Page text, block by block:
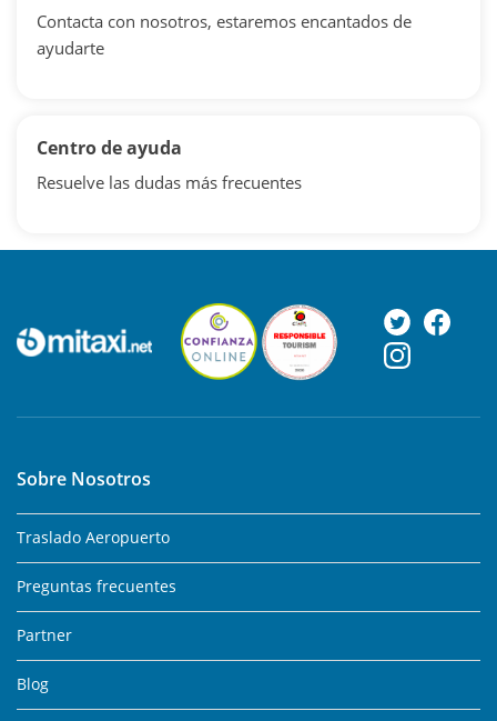
Contacta con nosotros, estaremos encantados de
ayudarte
Centro de ayuda
Resuelve las dudas más frecuentes
Sobre Nosotros
Traslado Aeropuerto
Preguntas frecuentes
Partner
Blog